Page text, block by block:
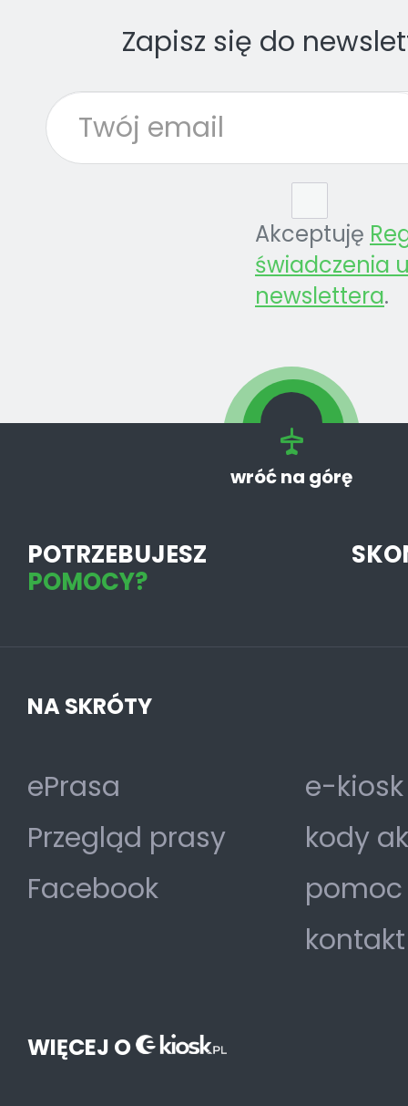
Zapisz się do
Akceptuję
świadczenia
newslettera.
wróć na górę
POTRZEBUJESZ
POMOCY?
NA SKRÓTY
ePrasa
Przegląd prasy
Facebook
e-
kody
pomoc
kontakt
WIĘCEJ O